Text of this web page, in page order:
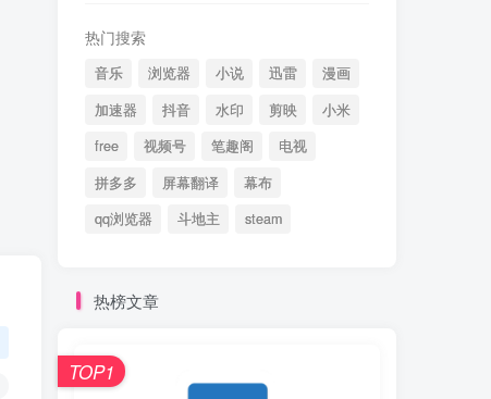
热门搜索
音乐 浏览器 小说 迅雷
漫画
加速器
抖音 水印 剪映
小米
free
视频号 笔趣阁
电视
拼多多
屏幕翻译
幕布
qq浏览器
斗地主 steam
热榜文章
TOP1